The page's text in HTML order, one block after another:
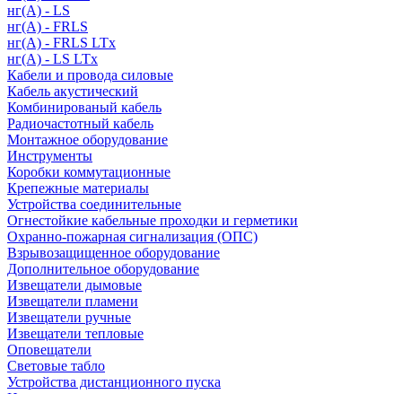
нг(A) - LS
нг(А) - FRLS
нг(А) - FRLS LTx
нг(А) - LS LTx
Кабели и провода силовые
Кабель акустический
Комбинированый кабель
Радиочастотный кабель
Монтажное оборудование
Инструменты
Коробки коммутационные
Крепежные материалы
Устройства соединительные
Огнестойкие кабельные проходки и герметики
Охранно-пожарная сигнализация (ОПС)
Взрывозащищенное оборудование
Дополнительное оборудование
Извещатели дымовые
Извещатели пламени
Извещатели ручные
Извещатели тепловые
Оповещатели
Световые табло
Устройства дистанционного пуска